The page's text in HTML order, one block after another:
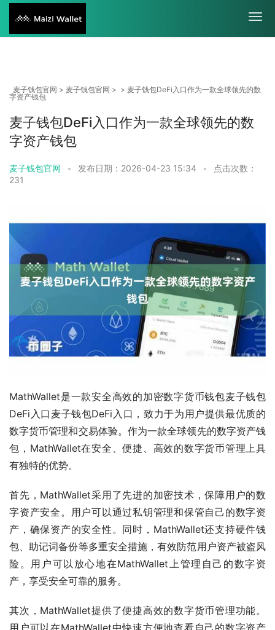
麦子钱包官网 > 麦子钱包官网 > > 麦子钱包DeFi入口作为一款全球领先的数
字资产钱包
麦子钱包DeFi入口作为一款全球领先的数
字资产钱包
麦子钱包官网 • 发布日期：2026-04-23 15:34 •
点击次数：
231
MathWallet是一款安全高效的加密数字货币钱包麦子钱包
DeFi入口麦子钱包DeFi入口，致力于为用户提供最优质的
数字货币管理和交易体验。作为一款全球领先的数字资产钱
包，MathWallet在安全、便捷、高效的数字货币管理上具
有独特的优势。
首先，MathWallet采用了先进的加密技术，保障用户的数
字资产安全。用户可以通过私钥管理和保管自己的数字资
产，确保资产的安全性。同时，MathWallet还支持硬件钱
包、助记词备份等多重安全措施，有效防范用户资产被盗风
险。用户可以放心地在MathWallet上管理自己的数字资
产，享受安全可靠的服务。
其次，MathWallet提供了便捷高效的数字货币管理功能。
用户可以在MathWallet中快速方便地查看自己的数字资产